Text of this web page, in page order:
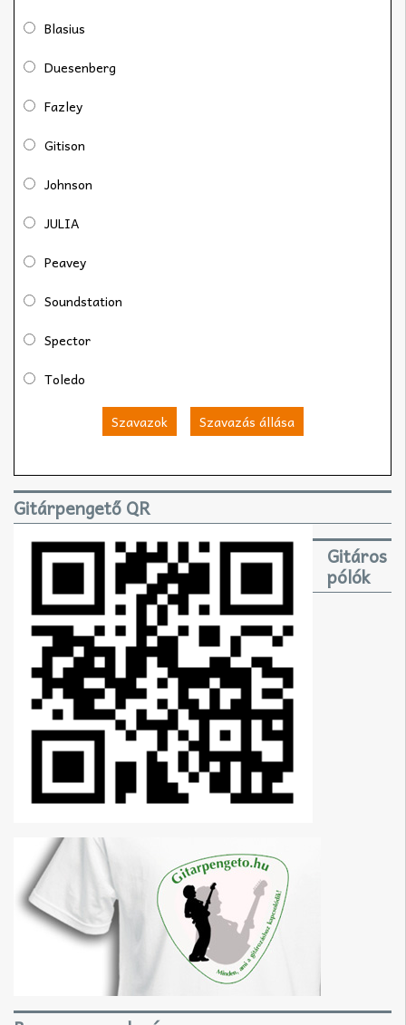
Blasius
Duesenberg
Fazley
Gitison
Johnson
JULIA
Peavey
Soundstation
Spector
Toledo
Szavazok Szavazás állása
Gitárpengető QR
Gitáros
pólók